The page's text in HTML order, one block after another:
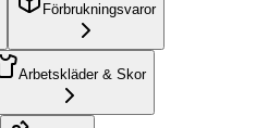
Förbrukningsvaror
Arbetskläder & Skor